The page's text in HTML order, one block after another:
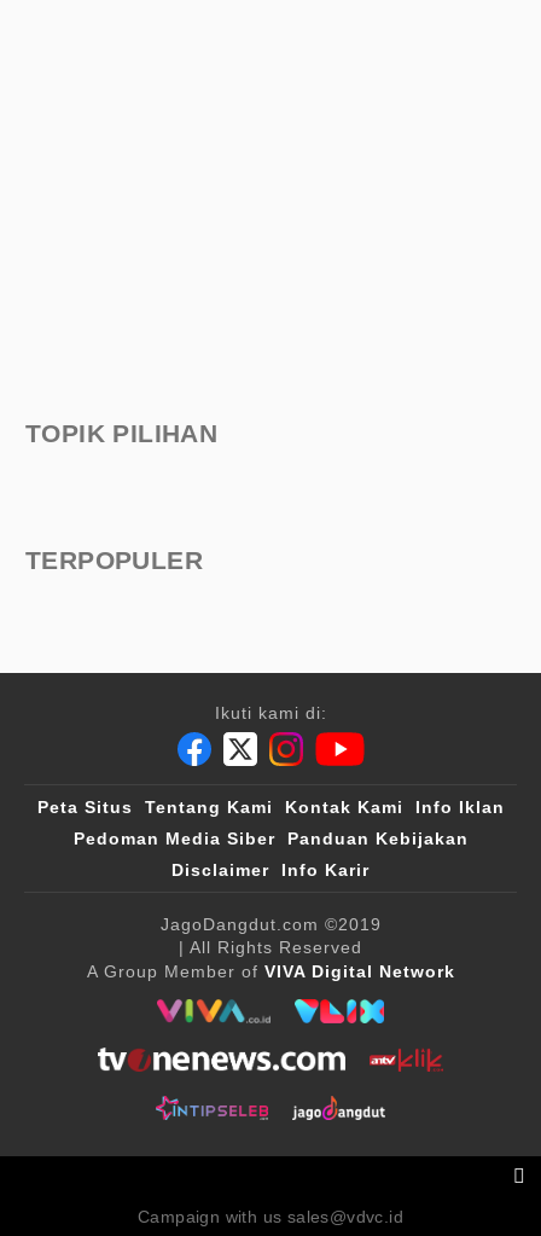
TOPIK PILIHAN
TERPOPULER
Ikuti kami di:
Peta Situs Tentang Kami Kontak Kami
Info Iklan
Pedoman Media Siber
Panduan Kebijakan
Disclaimer
Info Karir
JagoDangdut.com ©2019
| All Rights Reserved
A Group Member of VIVA Digital Network
